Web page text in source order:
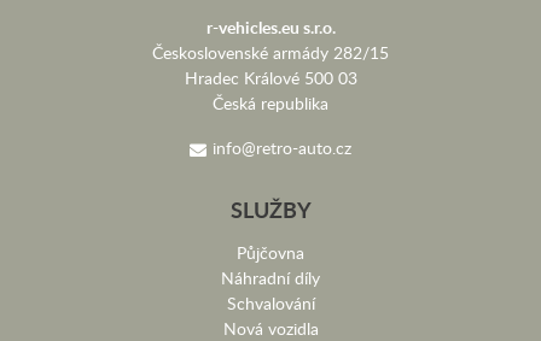
r-vehicles.eu s.r.o.
Československé armády 282/15
Hradec Králové 500 03
Česká republika
info@retro-auto.cz
SLUŽBY
Půjčovna
Náhradní díly
Schvalování
Nová vozidla